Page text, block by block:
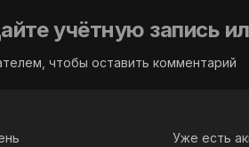
учётную запись
чтобы оставить комментарий
Уже есть